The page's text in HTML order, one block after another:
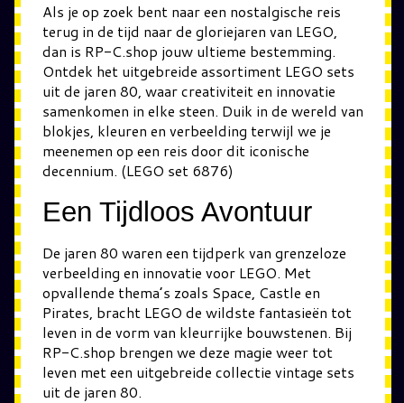
Als je op zoek bent naar een nostalgische reis
terug in de tijd naar de gloriejaren van LEGO,
dan is RP-C.shop jouw ultieme bestemming.
Ontdek het uitgebreide assortiment LEGO sets
uit de jaren 80, waar creativiteit en innovatie
samenkomen in elke steen. Duik in de wereld van
blokjes, kleuren en verbeelding terwijl we je
meenemen op een reis door dit iconische
decennium. (LEGO set 6876)
Een Tijdloos Avontuur
De jaren 80 waren een tijdperk van grenzeloze
verbeelding en innovatie voor LEGO. Met
opvallende thema’s zoals Space, Castle en
Pirates, bracht LEGO de wildste fantasieën tot
leven in de vorm van kleurrijke bouwstenen. Bij
RP-C.shop brengen we deze magie weer tot
leven met een uitgebreide collectie vintage sets
uit de jaren 80.